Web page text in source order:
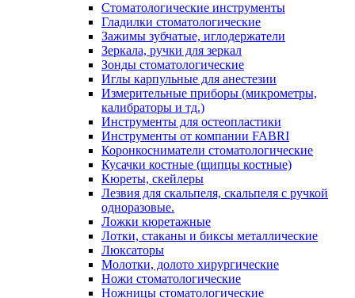
Стоматологические инструменты
Гладилки стоматологические
Зажимы зубчатые, иглодержатели
Зеркала, ручки для зеркал
Зонды стоматологические
Иглы карпульные для анестезии
Измерительные приборы (микрометры,
калибраторы и тд.)
Инструменты для остеопластики
Инструменты от компании FABRI
Коронкосниматели стоматологические
Кусачки костные (щипцы костные)
Кюреты, скейлеры
Лезвия для скальпеля, скальпеля с ручкой
одноразовые.
Ложки кюретажные
Лотки, стаканы и биксы металлические
Люксаторы
Молотки, долото хирургические
Ножи стоматологические
Ножницы стоматологические